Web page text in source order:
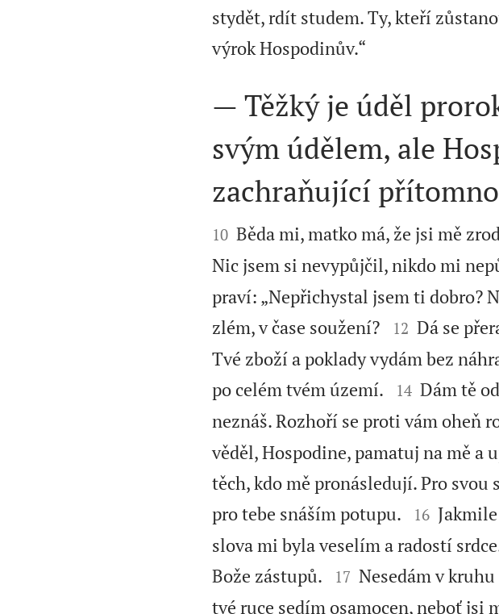
stydět, rdít studem. Ty, kteří
výrok Hospodinův.“

— Těžký je úděl
svým údělem, ale
zachraňující

10 Běda mi, matko má, že jsi mě
Nic jsem si nevypůjčil, nikdo mi
praví: „Nepřichystal jsem ti dobro?
zlém, v čase soužení?


12 Dá se
Tvé zboží a poklady vydám bez
po celém tvém území.


14 Dám tě
neznáš. Rozhoří se proti vám oheň
věděl, Hospodine, pamatuj na mě a
těch, kdo mě pronásledují. Pro svou
pro tebe snáším potupu.


16
slova mi byla veselím a radostí
Bože zástupů.


17 Nesedám v
tvé ruce sedím osamocen, neboť jsi